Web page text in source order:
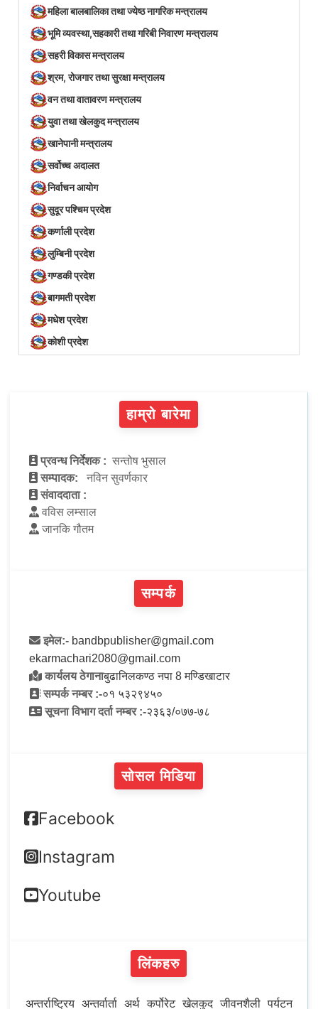
महिला बालबालिका तथा ज्येष्ठ नागरिक मन्त्रालय
भूमि व्यवस्था,सहकारी तथा गरिबी निवारण मन्त्रालय
सहरी विकास मन्त्रालय
श्रम, रोजगार तथा सुरक्षा मन्त्रालय
वन तथा वातावरण मन्त्रालय
युवा तथा खेलकुद मन्त्रालय
खानेपानी मन्त्रालय
सर्वोच्च अदालत
निर्वाचन आयोग
सुदूर पश्चिम प्रदेश
कर्णाली प्रदेश
लुम्बिनी प्रदेश
गण्डकी प्रदेश
बागमती प्रदेश
मधेश प्रदेश
कोशी प्रदेश
हाम्रो बारेमा
प्रवन्ध निर्देशक : सन्तोष भुसाल
सम्पादक:
नविन सुवर्णकार
संवाददाता :
वविस लम्साल
जानकि गौतम
सम्पर्क
इमेल:- bandbpublisher@gmail.com
ekarmachari2080@gmail.com
कार्यलय ठेगानाबुढानिलकण्ठ नपा 8 मण्डिखाटार
सम्पर्क नम्बर :-०१ ५३२९४५०
सूचना विभाग दर्ता नम्बर :-२३६३/०७७-७८
सोसल मिडिया
Facebook
Instagram
Youtube
लिंकहरु
अन्तर्राष्ट्रिय अन्तर्वार्ता अर्थ कर्पोरेट खेलकुद जीवनशैली पर्यटन